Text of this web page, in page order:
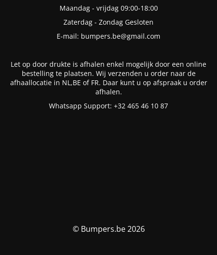
Maandag - vrijdag 09:00-18:00
Zaterdag - Zondag Gesloten
E-mail: bumpers.be@gmail.com
Let op door drukte is afhalen enkel mogelijk door een online
bestelling te plaatsen. Wij verzenden u order naar de
afhaallocatie in NL,BE of FR. Daar kunt u op afspraak u order
afhalen.
Whatsapp Support: +32 465 46 10 87
© Bumpers.be 2026